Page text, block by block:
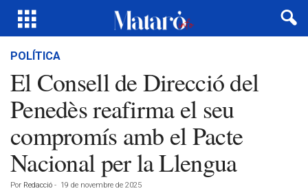
POLÍTICA
El Consell de Direcció del
Penedès reafirma el seu
compromís amb el Pacte
Nacional per la Llengua
Por Redacció - 19 de novembre de 2025